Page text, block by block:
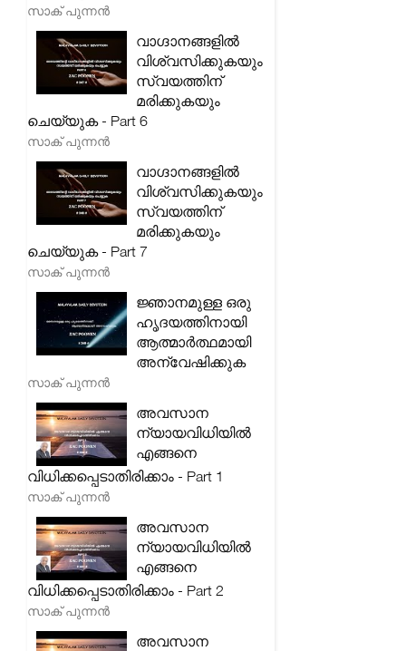
സാക് പുന്നൻ
വാഗ്ദാനങ്ങളിൽ
വിശ്വസിക്കുകയും
സ്വയത്തിന്
മരിക്കുകയും
ചെയ്യുക - Part 6
സാക് പുന്നൻ
വാഗ്ദാനങ്ങളിൽ
വിശ്വസിക്കുകയും
സ്വയത്തിന്
മരിക്കുകയും
ചെയ്യുക - Part 7
സാക് പുന്നൻ
ജ്ഞാനമുള്ള ഒരു
ഹൃദയത്തിനായി
ആത്മാർത്ഥമായി
അന്വേഷിക്കുക
സാക് പുന്നൻ
അവസാന
ന്യായവിധിയിൽ
എങ്ങനെ
വിധിക്കപ്പെടാതിരിക്കാം - Part 1
സാക് പുന്നൻ
അവസാന
ന്യായവിധിയിൽ
എങ്ങനെ
വിധിക്കപ്പെടാതിരിക്കാം - Part 2
സാക് പുന്നൻ
അവസാന